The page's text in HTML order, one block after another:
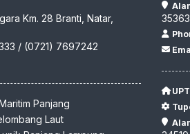
Km. 28 Branti, Natar,
/ (0721) 7697242
Panjang
Laut
35363
UPT